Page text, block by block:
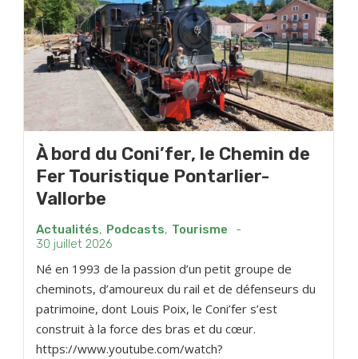
À bord du Coni’fer, le Chemin de
Fer Touristique Pontarlier-
Vallorbe
Actualités, Podcasts, Tourisme
-
30 juillet 2026
Né en 1993 de la passion d’un petit groupe de
cheminots, d’amoureux du rail et de défenseurs du
patrimoine, dont Louis Poix, le Coni’fer s’est
construit à la force des bras et du cœur.
https://www.youtube.com/watch?